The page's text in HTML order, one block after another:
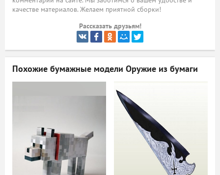
качестве материалов. Желаем приятной сборки!
Рассказать друзьям!
Похожие бумажные модели Оружие из бумаги